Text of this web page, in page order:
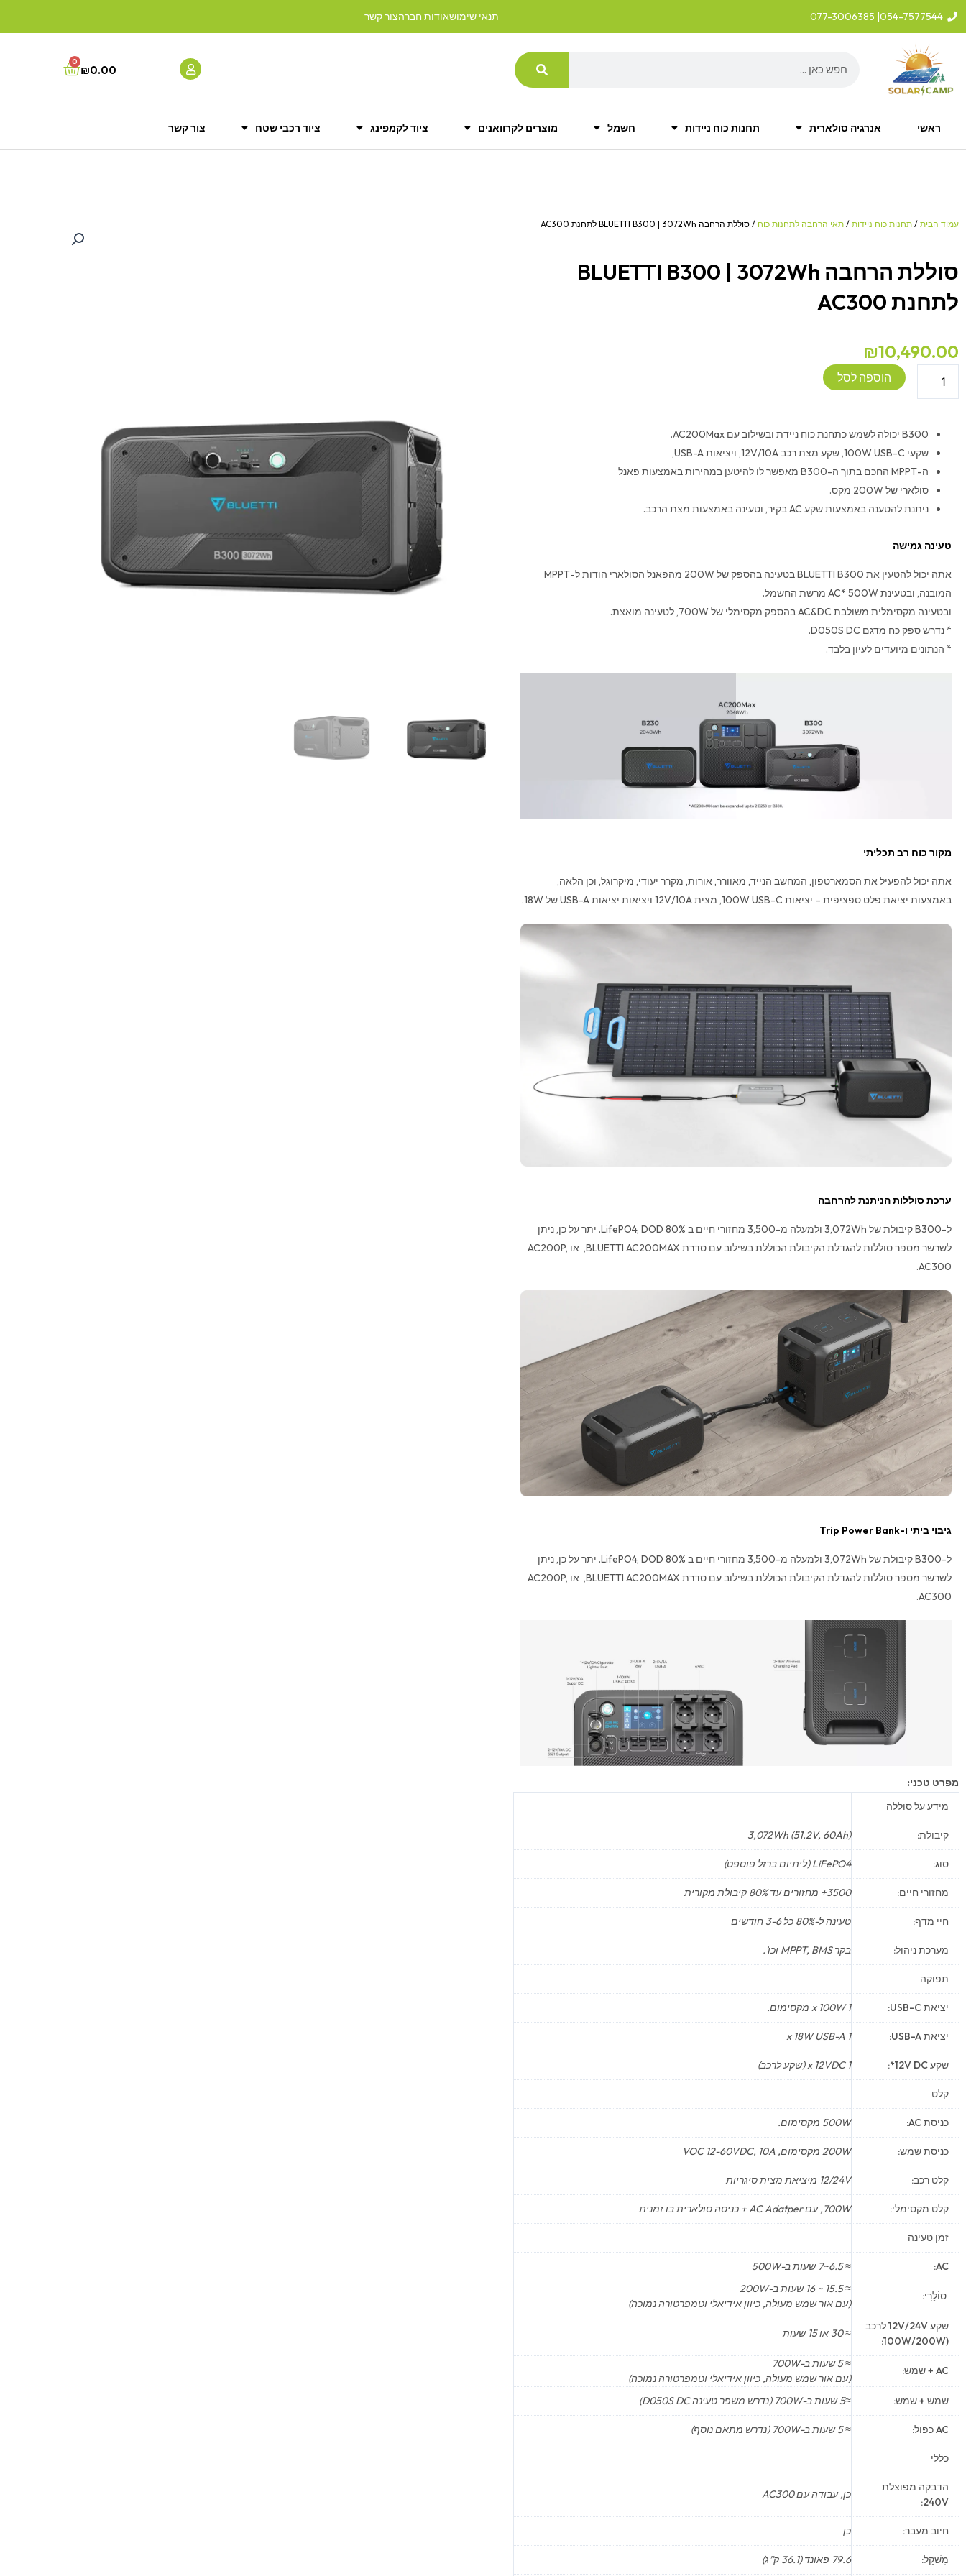
דילוג
054-7577544
| 077-3006385 תנאי שימושאודות חברהצור קשר
₪0.00
0
Cart
ראשי אנרגיה סולארית תחנות כוח ניידות חשמל מוצרים לקרוואנים ציוד לקמפינג ציוד רכבי שטח צור קשר
עמוד הבית / תחנות כוח ניידות / תאי הרחבה לתחנות כוח / סוללת הרחבה BLUETTI B300 | 3072Wh לתחנת AC300
סוללת הרחבה BLUETTI B300 | 3072Wh
לתחנת AC300
₪10,490.00
הרחבה
BLUETTI
B300
3072Wh
AC300
הוספה לסל
B300 יכולה לשמש כתחנת כוח ניידת ובשילוב עם AC200Max.
שקעי 100W USB-C, שקע מצת רכב 12V/10A, ויציאות USB-A,
ה-MPPT החכם בתוך ה-B300 מאפשר לו להיטען במהירות באמצעות פאנל
סולארי של 200W מקס.
ניתנת להטענה באמצעות שקע AC בקיר, וטעינה באמצעות מצת הרכב.
טעינה גמישה
אתה יכול להטעין את BLUETTI B300 בטעינה בהספק של 200W מהפאנל הסולארי הודות ל-MPPT
המובנה, ובטעינת AC* 500W מרשת החשמל.
ובטעינה מקסימלית משולבת AC&DC בהספק מקסימלי של 700W, לטעינה מואצת.
* נדרש ספק כח מדגם D050S DC.
* הנתונים מיועדים לעיון בלבד.
מקור כוח רב תכליתי
אתה יכול להפעיל את הסמארטפון, המחשב הנייד, מאוורר, אורות, מקרר יעודי, מיקרוגל, וכן הלאה,
באמצעות יציאת פלט ספציפית – יציאות 100W USB-C, מצית 12V/10A ויציאות יציאות USB-A של 18W.
ערכת סוללות הניתנת להרחבה
ל-B300 קיבולת של 3,072Wh ולמעלה מ-3,500 מחזורי חיים ב LifePO4, DOD 80%. יתר על כן, ניתן
לשרשר מספר סוללות להגדלת הקיבולת הכוללת בשילוב עם סדרת BLUETTI AC200MAX, או AC200P,
AC300.
גיבוי ביתי ו-Trip Power Bank
ל-B300 קיבולת של 3,072Wh ולמעלה מ-3,500 מחזורי חיים ב LifePO4, DOD 80%. יתר על כן, ניתן
לשרשר מספר סוללות להגדלת הקיבולת הכוללת בשילוב עם סדרת BLUETTI AC200MAX, או AC200P,
AC300.
מפרט טכני:
מידע על סוללה
קיבולת: 3,072Wh (51.2V, 60Ah)
סוּג: LiFePO4 (ליתיום ברזל פוספט)
מחזורי חיים: 3500+ מחזורים עד 80% קיבולת מקורית
חיי מדף: טעינה ל-80% כל 3-6 חודשים
מערכת ניהול: בקר MPPT, BMS וכו’.
תפוקה
יציאת USB-C: 1 x 100W מקסימום.
יציאת USB-A: 1 x 18W USB-A
שקע 12V DC*: 1 x 12VDC (שקע לרכב)
קלט
כניסת AC: 500W מקסימום.
כניסת שמש: 200W מקסימום, VOC 12-60VDC, 10A
קלט רכב: 12/24V מיציאת מצית סיגריות
קלט מקסימלי: 700W, עם AC Adatper + כניסה סולארית בו זמנית
זמן טעינה
AC: ≈ 6.5~7 שעות ב-500W
סוֹלָרִי:
≈ 15.5 ~ 16 שעות ב-200W
(עם אור שמש מעולה, כיוון אידיאלי וטמפרטורה נמוכה)
שקע 12V/24V לרכב
(100W/200W:
≈ 30 או 15 שעות
AC + שמש:
≈ 5 שעות ב-700W
(עם אור שמש מעולה, כיוון אידיאלי וטמפרטורה נמוכה)
שמש + שמש:
≈5 שעות ב-700W (נדרש משפר טעינה D050S DC)
AC כפול: ≈ 5 שעות ב-700W (נדרש מתאם נוסף)
כללי
הדבקה מפוצלת
240V:
כן, עבודה עם AC300
חיוב מעבר: כן
מִשׁקָל: 79.6 פאונד (36.1 ק”ג)